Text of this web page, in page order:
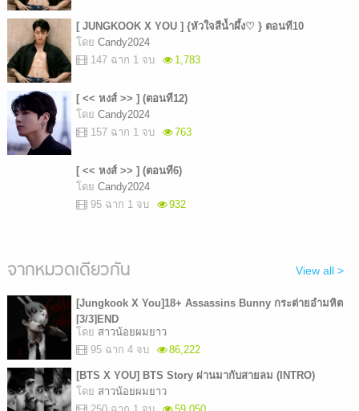
[ JUNGKOOK X YOU ] {หัวใจสีน้ำผึ้ง♡ } ตอนที10
โดย Candy2024
147 ฉาก 1 จบ
1,783
[ << หงส์ >> ] (ตอนที12)
โดย Candy2024
157 ฉาก 1 จบ
763
[ << หงส์ >> ] (ตอนที6)
โดย Candy2024
95 ฉาก 1 จบ
932
จากหมวดเดียวกัน View all >
[Jungkook X You]18+ Assassins Bunny กระต่ายอำมหิต
[3/3]END
โดย สาวน้อยผมยาว
95 ฉาก 4 จบ
86,222
[BTS X YOU] BTS Story ผ่านมากับสายลม (INTRO)
โดย สาวน้อยผมยาว